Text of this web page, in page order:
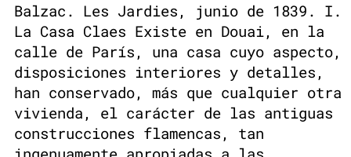
Balzac. Les Jardies, junio de 1839. I.
La Casa Claes Existe en Douai, en la
calle de París, una casa cuyo aspecto,
disposiciones interiores y detalles,
han conservado, más que cualquier otra
vivienda, el carácter de las antiguas
construcciones flamencas, tan